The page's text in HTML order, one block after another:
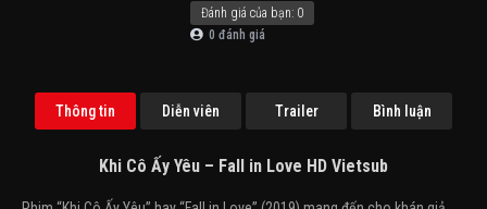
Đánh giá của bạn: 0
0 đánh giá
Thông tin Diễn viên Trailer Bình luận
Khi Cô Ấy Yêu – Fall in Love HD Vietsub